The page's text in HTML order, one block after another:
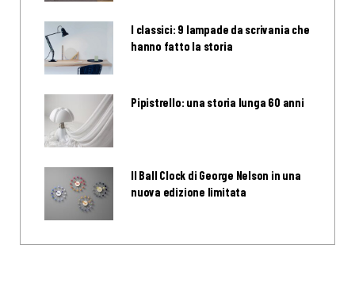
I classici: 9 lampade da scrivania che
hanno fatto la storia
Pipistrello: una storia lunga 60 anni
Il Ball Clock di George Nelson in una
nuova edizione limitata